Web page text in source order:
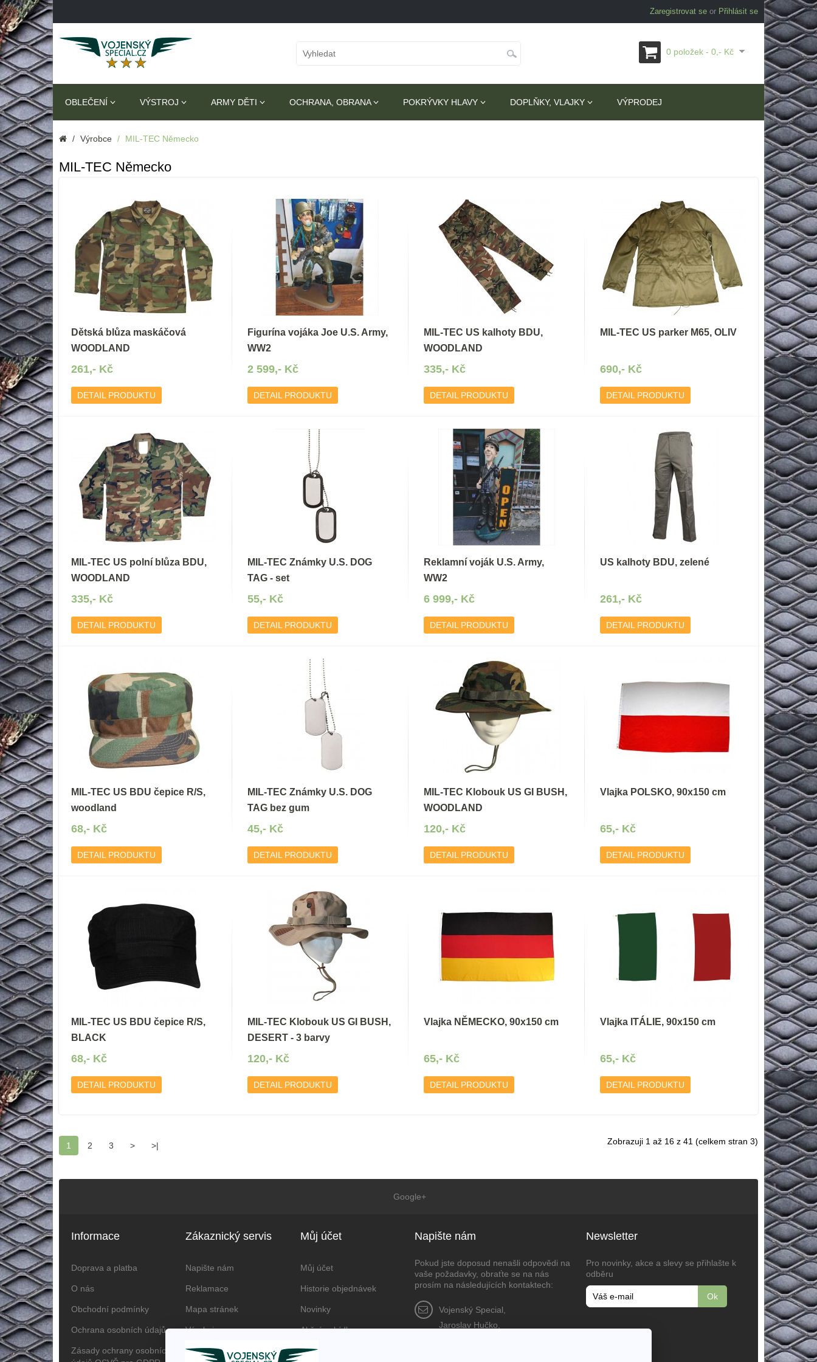
Zaregistrovat se or Přihlásit se
0 položek - 0,- Kč
OBLEČENÍ VÝSTROJ ARMY DĚTI OCHRANA, OBRANA POKRÝVKY HLAVY DOPLŇKY, VLAJKY VÝPRODEJ
Výrobce MIL-TEC Německo
MIL-TEC Německo
Dětská blůza maskáčová
WOODLAND
261,- Kč
DETAIL PRODUKTU
Figurína vojáka Joe U.S. Army,
WW2
2 599,- Kč
DETAIL PRODUKTU
MIL-TEC US kalhoty BDU,
WOODLAND
335,- Kč
DETAIL PRODUKTU
MIL-TEC US parker M65, OLIV
690,- Kč
DETAIL PRODUKTU
MIL-TEC US polní blůza BDU,
WOODLAND
335,- Kč
DETAIL PRODUKTU
MIL-TEC Známky U.S. DOG
TAG - set
55,- Kč
DETAIL PRODUKTU
Reklamní voják U.S. Army,
WW2
6 999,- Kč
DETAIL PRODUKTU
US kalhoty BDU, zelené
261,- Kč
DETAIL PRODUKTU
MIL-TEC US BDU čepice R/S,
woodland
68,- Kč
DETAIL PRODUKTU
MIL-TEC Známky U.S. DOG
TAG bez gum
45,- Kč
DETAIL PRODUKTU
MIL-TEC Klobouk US GI BUSH,
WOODLAND
120,- Kč
DETAIL PRODUKTU
Vlajka POLSKO, 90x150 cm
65,- Kč
DETAIL PRODUKTU
MIL-TEC US BDU čepice R/S,
BLACK
68,- Kč
DETAIL PRODUKTU
MIL-TEC Klobouk US GI BUSH,
DESERT - 3 barvy
120,- Kč
DETAIL PRODUKTU
Vlajka NĚMECKO, 90x150 cm
65,- Kč
DETAIL PRODUKTU
Vlajka ITÁLIE, 90x150 cm
65,- Kč
DETAIL PRODUKTU
1 2 3 > >| Zobrazuji 1 až 16 z 41 (celkem stran 3)
Google+
Informace
Doprava a platba
O nás
Obchodní podmínky
Ochrana osobních údajů
Zásady ochrany osobních
Zákaznický servis
Napište nám
Reklamace
Mapa stránek
Výrobci
Dárkové poukazy
Můj účet
Můj účet
Historie objednávek
Novinky
Akční nabídka
Nastavení cookies
Napište nám
Pokud jste doposud nenašli odpovědi na
vaše požadavky, obraťte se na nás
prosím na následujících kontaktech:
Vojenský Special,
Jaroslav Hučko,
Newsletter
Pro novinky, akce a slevy se přihlašte k
odběru